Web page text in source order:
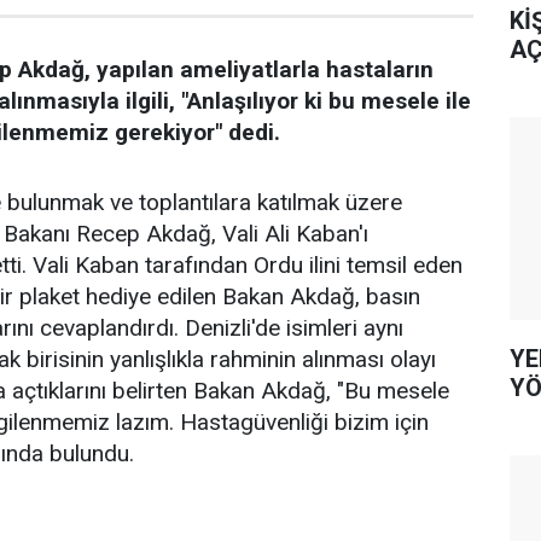
Akdağ, yapılan ameliyatlarla hastaların
ilgili, "Anlaşılıyor ki bu mesele ile
gerekiyor" dedi.
ve toplantılara katılmak üzere
Recep Akdağ, Vali Ali Kaban'ı
Vali Kaban tarafından Ordu ilini temsil eden
plaket hediye edilen Bakan Akdağ, basın
cevaplandırdı. Denizli'de isimleri aynı
birisinin yanlışlıkla rahminin alınması olayı
belirten Bakan Akdağ, "Bu mesele
lazım. Hastagüvenliği bizim için
bulundu.